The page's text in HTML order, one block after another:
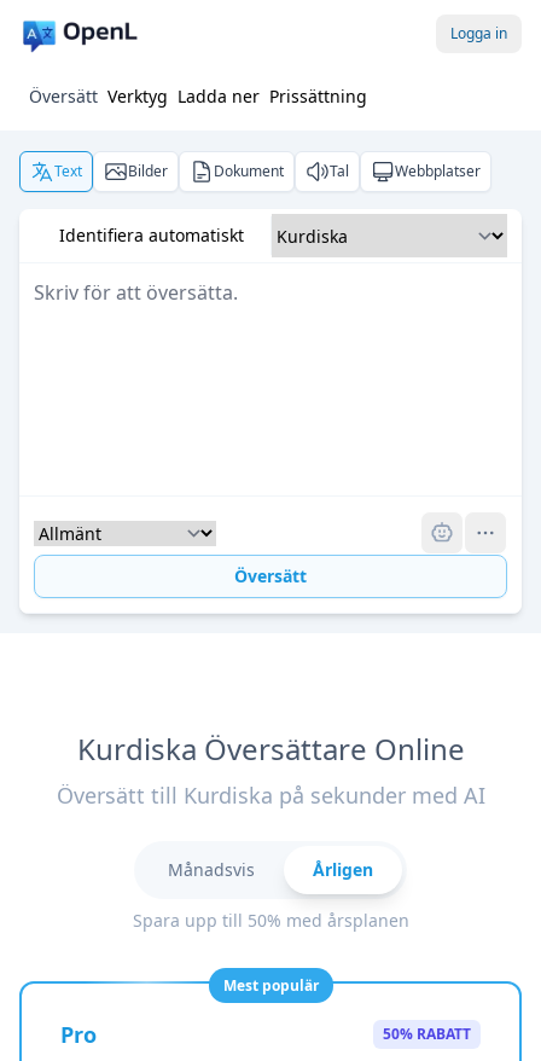
Logga in
Översätt Verktyg Ladda ner Prissättning
Text Bilder Dokument Tal Webbplatser
Identifiera automatiskt
Översätt
Kurdiska Översättare Online
Översätt till Kurdiska på sekunder med AI
Månadsvis Årligen
Spara upp till 50% med årsplanen
Mest populär
Pro 50% RABATT